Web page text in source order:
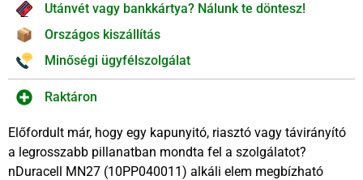
Utánvét vagy bankkártya? Nálunk te döntesz!
Országos kiszállítás
Minőségi ügyfélszolgálat
Raktáron
Előfordult már, hogy egy kapunyitó, riasztó vagy távirányító
a legrosszabb pillanatban mondta fel a szolgálatot?
nDuracell MN27 (10PP040011) alkáli elem megbízható